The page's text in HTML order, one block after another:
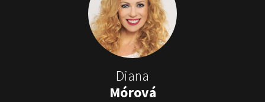
Diana
Mórová
Stand-up & Juraj „ŠOKO”
Tabaček
Show program StandupShow
Juraj Šoko Tabaček